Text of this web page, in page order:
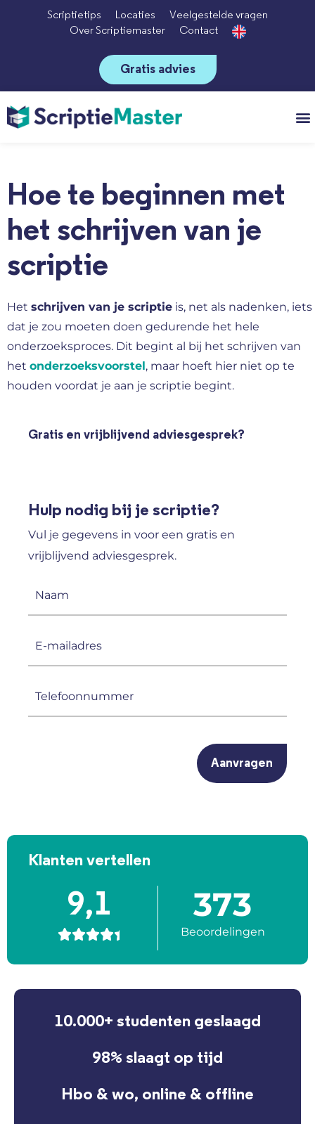
Scriptietips Locaties
Veelgestelde vragen
Over Scriptiemaster
Contact
Gratis advies
Hoe te beginnen met
het schrijven van je
scriptie
Het schrijven van je scriptie is, net als nadenken, iets
dat je zou moeten doen gedurende het hele
onderzoeksproces. Dit begint al bij het schrijven van
het onderzoeksvoorstel, maar hoeft hier niet op te
houden voordat je aan je scriptie begint.
Gratis en vrijblijvend adviesgesprek?
Hulp nodig bij je scriptie?
Vul je gegevens in voor een gratis en
vrijblijvend adviesgesprek.
Klanten vertellen
9,1

373
Beoordelingen
10.000+ studenten geslaagd
98% slaagt op tijd
Hbo & wo, online & offline